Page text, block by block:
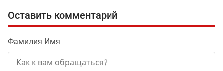
Оставить комментарий
Фамилия Имя